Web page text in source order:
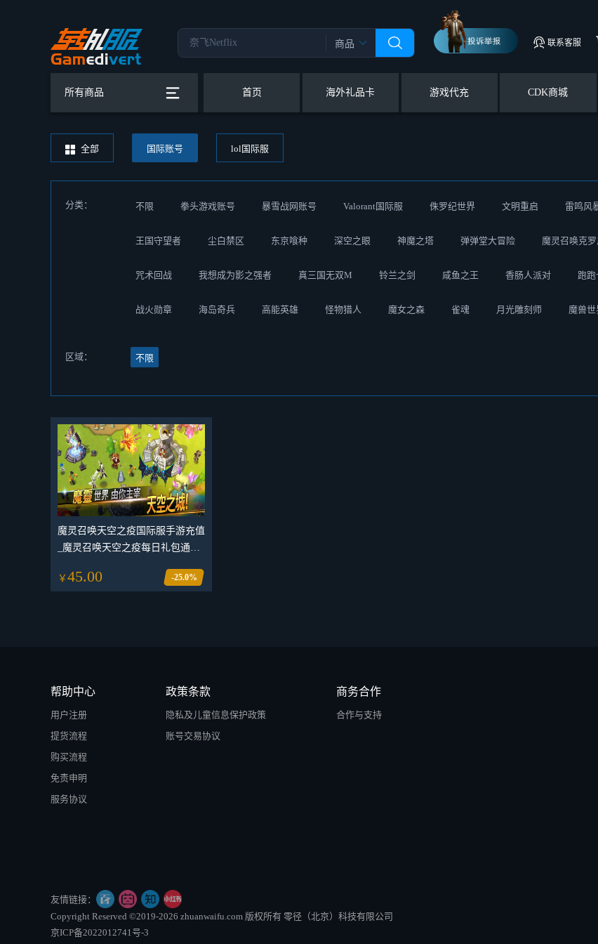
商品 联系客服
所有商品 首页 海外礼品卡 游戏代充 CDK商城
全部 国际账号 lol国际服
分类： 不限 拳头游戏账号 暴雪战网账号 Valorant国际服 侏罗纪世界 文明重启 雷鸣风
王国守望者 尘白禁区 东京喰种 深空之眼 神魔之塔 弹弹堂大冒险 魔灵召唤克
咒术回战 我想成为影之强者 真三国无双M 铃兰之剑 咸鱼之王 香肠人派对 跑
战火勋章 海岛奇兵 高能英雄 怪物猎人 魔女之森 雀魂 月光雕刻师 魔兽
区域： 不限
魔灵召唤天空之疫国际服手游充值
_魔灵召唤天空之疫每日礼包通行
召唤天空之疫代各种面值礼包代充
￥ 45.00 -25.0%
帮助中心
用户注册
提货流程
购买流程
免责申明
服务协议
政策条款
隐私及儿童信息保护政策
账号交易协议
商务合作
合作与支持
友情链接：
Copyright Reserved ©2019-2026 zhuanwaifu.com 版权所有 零径（北京）科技有限公司
京ICP备2022012741号-3